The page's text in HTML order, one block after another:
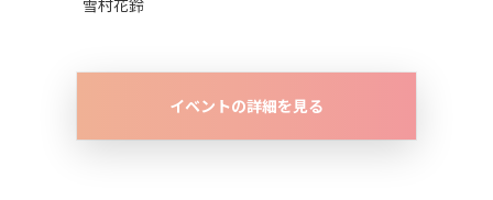
イベントの詳細を見る